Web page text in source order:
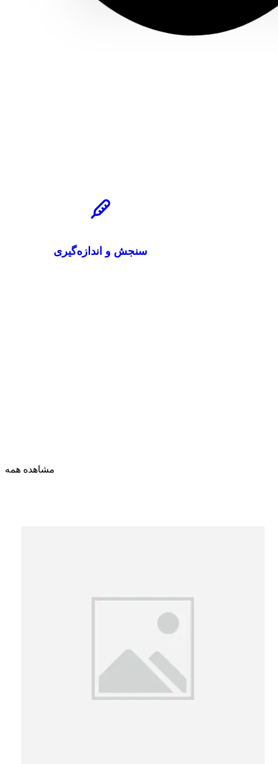
سنجش و اندازه‌گیری
مشاهده همه